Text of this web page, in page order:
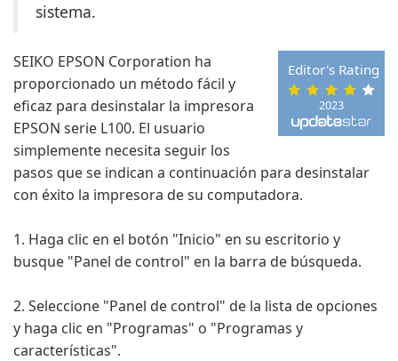
sistema.
2023
Editor's Rating
SEIKO EPSON Corporation ha
proporcionado un método fácil y
eficaz para desinstalar la impresora
EPSON serie L100. El usuario
simplemente necesita seguir los
pasos que se indican a continuación para desinstalar
con éxito la impresora de su computadora.
1. Haga clic en el botón "Inicio" en su escritorio y
busque "Panel de control" en la barra de búsqueda.
2. Seleccione "Panel de control" de la lista de opciones
y haga clic en "Programas" o "Programas y
características".